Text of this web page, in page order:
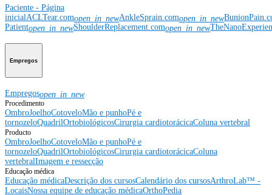
Paciente - Página
inicialACLTear.comopen_in_newAnkleSprain.comopen_in_new
Patientopen_in_newShoulderReplacement.comopen_in_new
Empregos
Empregosopen_in_new
Procedimento
OmbroJoelhoCotoveloMão e punhoPé e
tornozeloQuadrilOrtobiológicosCirurgia cardiotorácicaColuna vertebral
Producto
OmbroJoelhoCotoveloMão e punhoPé e
tornozeloQuadrilOrtobiológicosCirurgia cardiotorácicaColuna
vertebralImagem e ressecção
Educação médica
Educação médicaDescrição dos cursosCalendário dos cursosArthroLab™ -
LocaisNossa equipe de educação médicaOrthoPedia